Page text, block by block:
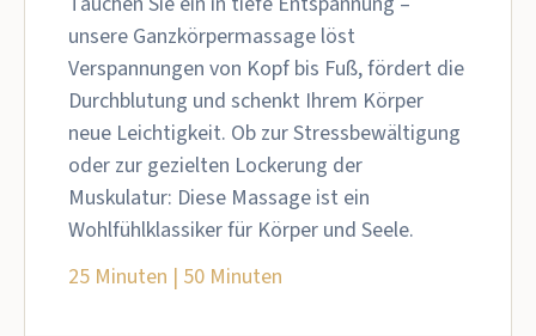
unsere Ganzkörpermassage löst
Verspannungen von Kopf bis Fuß, fördert die
Durchblutung und schenkt Ihrem Körper
neue Leichtigkeit. Ob zur Stressbewältigung
oder zur gezielten Lockerung der
Muskulatur: Diese Massage ist ein
Wohlfühlklassiker für Körper und Seele.
25 Minuten | 50 Minuten